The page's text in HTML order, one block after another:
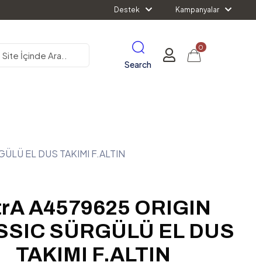
Destek Kampanyalar
Search
0
EL DUS TAKIMI F.ALTIN
A4579625 ORIGIN
SÜRGÜLÜ EL DUS
TAKIMI F.ALTIN